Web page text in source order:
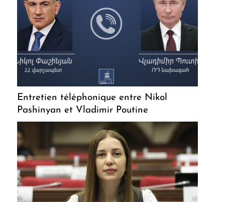
Entretien téléphonique entre Nikol
Pashinyan et Vladimir Poutine